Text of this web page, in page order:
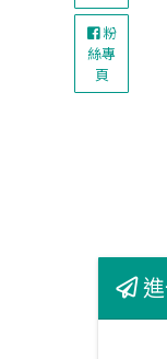
粉
絲專
頁
進